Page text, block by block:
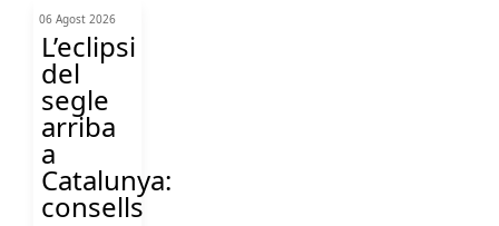
06 Agost 2026
L’eclipsi
del
segle
arriba
a
Catalunya:
consells